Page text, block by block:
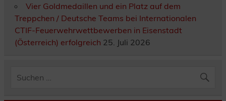
Vier Goldmedaillen und ein Platz auf dem
Treppchen / Deutsche Teams bei Internationalen
CTIF-Feuerwehrwettbewerben in Eisenstadt
(Österreich) erfolgreich 25. Juli 2026